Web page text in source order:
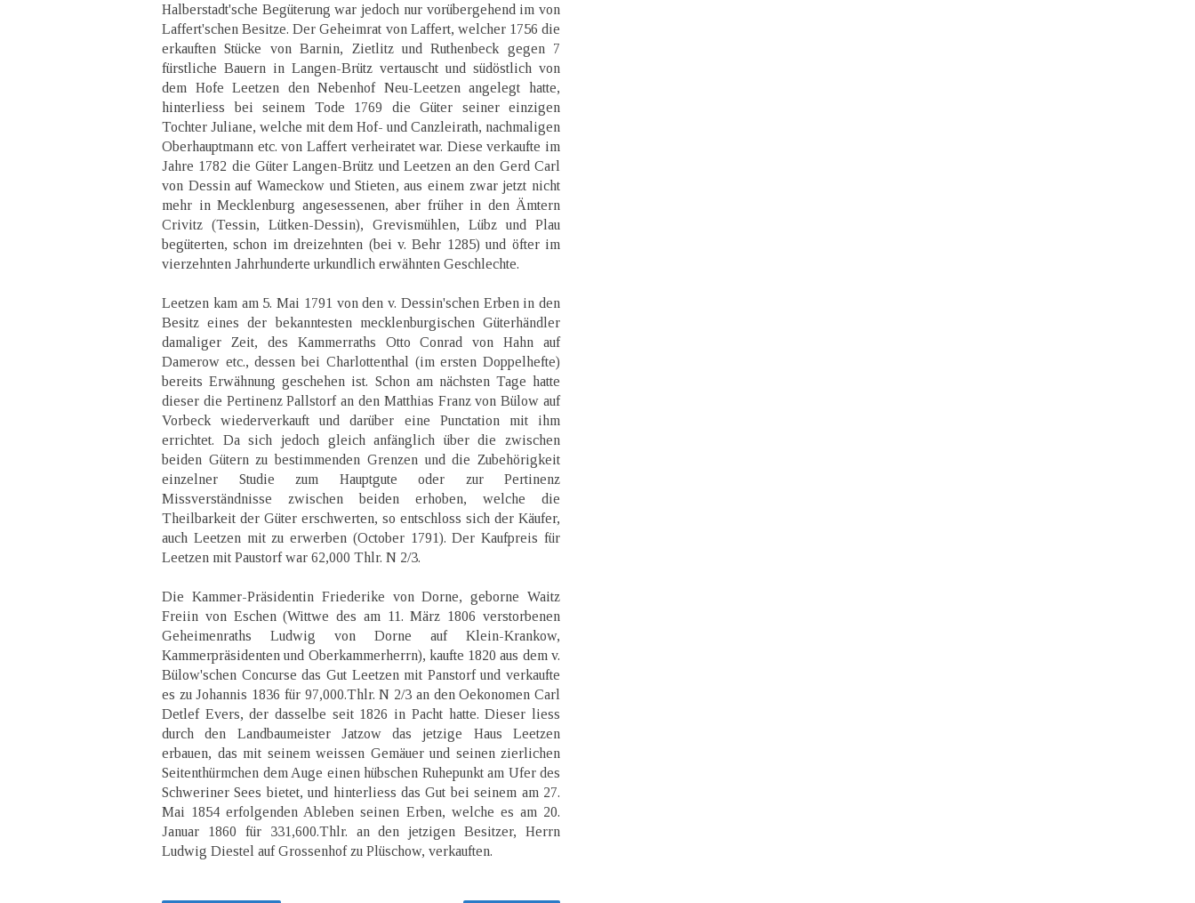
Halberstadt'sche Begüterung war jedoch nur vorübergehend im von
Laffert'schen Besitze. Der Geheimrat von Laffert, welcher 1756 die
erkauften Stücke von Barnin, Zietlitz und Ruthenbeck gegen 7
fürstliche Bauern in Langen-Brütz vertauscht und südöstlich von
dem Hofe Leetzen den Nebenhof Neu-Leetzen angelegt hatte,
hinterliess bei seinem Tode 1769 die Güter seiner einzigen
Tochter Juliane, welche mit dem Hof- und Canzleirath, nachmaligen
Oberhauptmann etc. von Laffert verheiratet war. Diese verkaufte im
Jahre 1782 die Güter Langen-Brütz und Leetzen an den Gerd Carl
von Dessin auf Wameckow und Stieten, aus einem zwar jetzt nicht
mehr in Mecklenburg angesessenen, aber früher in den Ämtern
Crivitz (Tessin, Lütken-Dessin), Grevismühlen, Lübz und Plau
begüterten, schon im dreizehnten (bei v. Behr 1285) und öfter im
vierzehnten Jahrhunderte urkundlich erwähnten Geschlechte.
Leetzen kam am 5. Mai 1791 von den v. Dessin'schen Erben in den
Besitz eines der bekanntesten mecklenburgischen Güterhändler
damaliger Zeit, des Kammerraths Otto Conrad von Hahn auf
Damerow etc., dessen bei Charlottenthal (im ersten Doppelhefte)
bereits Erwähnung geschehen ist. Schon am nächsten Tage hatte
dieser die Pertinenz Pallstorf an den Matthias Franz von Bülow auf
Vorbeck wiederverkauft und darüber eine Punctation mit ihm
errichtet. Da sich jedoch gleich anfänglich über die zwischen
beiden Gütern zu bestimmenden Grenzen und die Zubehörigkeit
einzelner Studie zum Hauptgute oder zur Pertinenz
Missverständnisse zwischen beiden erhoben, welche die
Theilbarkeit der Güter erschwerten, so entschloss sich der Käufer,
auch Leetzen mit zu erwerben (October 1791). Der Kaufpreis für
Leetzen mit Paustorf war 62,000 Thlr. N 2/3.
Die Kammer-Präsidentin Friederike von Dorne, geborne Waitz
Freiin von Eschen (Wittwe des am 11. März 1806 verstorbenen
Geheimenraths Ludwig von Dorne auf Klein-Krankow,
Kammerpräsidenten und Oberkammerherrn), kaufte 1820 aus dem v.
Bülow'schen Concurse das Gut Leetzen mit Panstorf und verkaufte
es zu Johannis 1836 für 97,000.Thlr. N 2/3 an den Oekonomen Carl
Detlef Evers, der dasselbe seit 1826 in Pacht hatte. Dieser liess
durch den Landbaumeister Jatzow das jetzige Haus Leetzen
erbauen, das mit seinem weissen Gemäuer und seinen zierlichen
Seitenthürmchen dem Auge einen hübschen Ruhepunkt am Ufer des
Schweriner Sees bietet, und hinterliess das Gut bei seinem am 27.
Mai 1854 erfolgenden Ableben seinen Erben, welche es am 20.
Januar 1860 für 331,600.Thlr. an den jetzigen Besitzer, Herrn
Ludwig Diestel auf Grossenhof zu Plüschow, verkauften.